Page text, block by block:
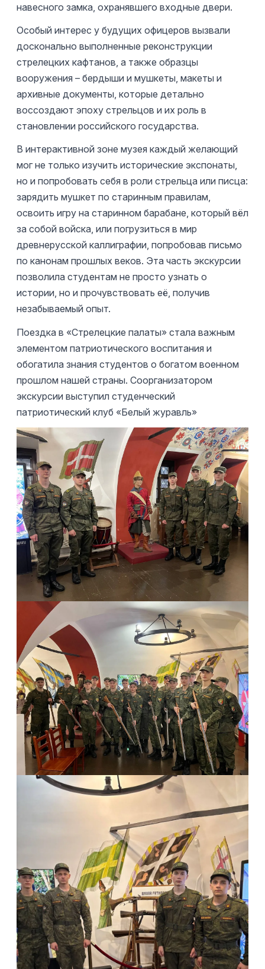
навесного замка, охранявшего входные двери.
Особый интерес у будущих офицеров вызвали
досконально выполненные реконструкции
стрелецких кафтанов, а также образцы
вооружения – бердыши и мушкеты, макеты и
архивные документы, которые детально
воссоздают эпоху стрельцов и их роль в
становлении российского государства.
В интерактивной зоне музея каждый желающий
мог не только изучить исторические экспонаты,
но и попробовать себя в роли стрельца или писца:
зарядить мушкет по старинным правилам,
освоить игру на старинном барабане, который вёл
за собой войска, или погрузиться в мир
древнерусской каллиграфии, попробовав письмо
по канонам прошлых веков. Эта часть экскурсии
позволила студентам не просто узнать о
истории, но и прочувствовать её, получив
незабываемый опыт.
Поездка в «Стрелецкие палаты» стала важным
элементом патриотического воспитания и
обогатила знания студентов о богатом военном
прошлом нашей страны. Соорганизатором
экскурсии выступил студенческий
патриотический клуб «Белый журавль»